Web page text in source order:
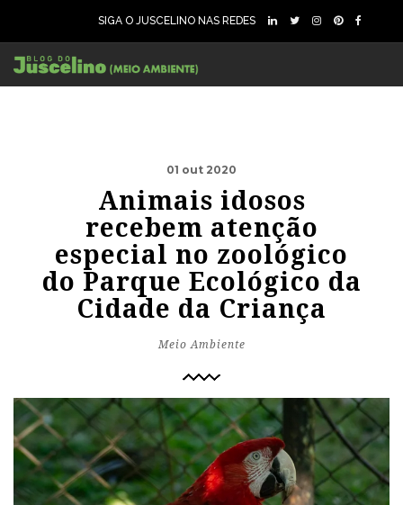
SIGA O JUSCELINO NAS REDES
01 out 2020
Animais idosos
recebem atenção
especial no zoológico
do Parque Ecológico da
Cidade da Criança
Meio Ambiente